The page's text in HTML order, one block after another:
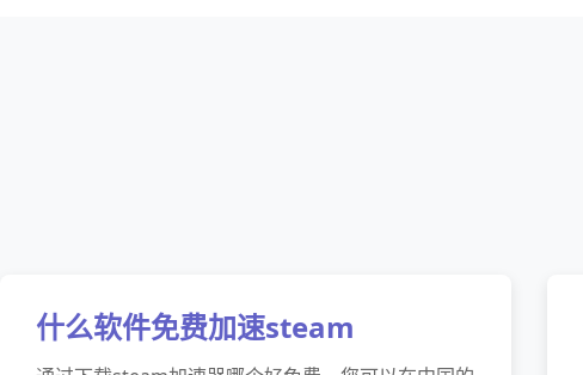
什么软件免费加速steam